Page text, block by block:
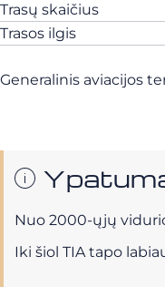
Trasų skaičius
Trasos ilgis
Generalinis aviacijos
Nuo 2000-ųjų
Iki šiol TIA tapo